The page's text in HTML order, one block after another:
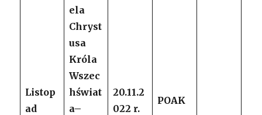
Listop
ad
ela
Chryst
usa
Króla
Wszec
hświat
a–
20.11.2
022 r.
POAK